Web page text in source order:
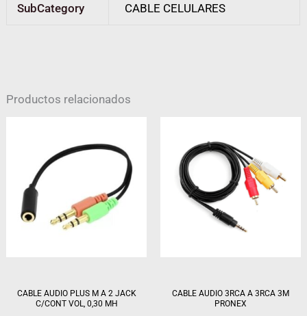
SubCategory CABLE CELULARES
Productos relacionados
CABLE AUDIO PLUS M A 2 JACK
C/CONT VOL, 0,30 MH
CABLE AUDIO 3RCA A 3RCA 3M
PRONEX